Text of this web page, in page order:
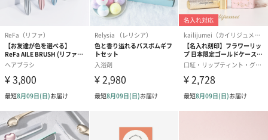
のし